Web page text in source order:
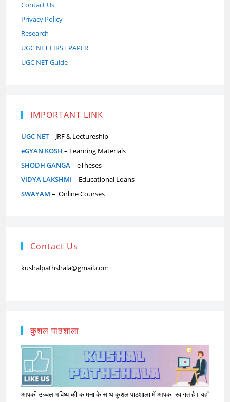
Contact Us
Privacy Policy
Research
UGC NET FIRST PAPER
UGC NET Guide
IMPORTANT LINK
UGC NET– JRF & Lectureship
eGYAN KOSH – Learning Materials
SHODH GANGA– eTheses
VIDYA LAKSHMI – Educational Loans
SWAYAM – Online Courses
Contact Us
kushalpathshala@gmail.com
कुशल पाठशाला
आपकी उज्वल भविष्य की कामना के साथ कुशल पाठशाला में आपका स्वागत है। यहाँ